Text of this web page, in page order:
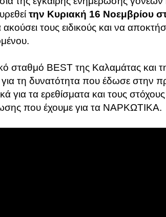
την Κυριακή 16 Νοεμβρίου
ακούσει τους ειδικούς και να
σταθμό BEST της Καλαμάτας και
τη δυνατότητα που έδωσε στην
για τα ερεθίσματα και τους
που έχουμε για τα ΝΑΡΚΩΤΙΚΑ.